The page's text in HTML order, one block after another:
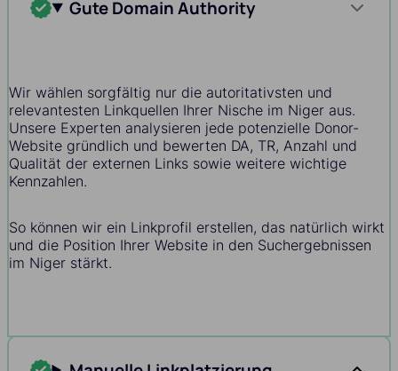
Gute Domain Authority
Wir wählen sorgfältig nur die autoritativsten und
relevantesten Linkquellen Ihrer Nische im Niger aus.
Unsere Experten analysieren jede potenzielle Donor-
Website gründlich und bewerten DA, TR, Anzahl und
Qualität der externen Links sowie weitere wichtige
Kennzahlen.
So können wir ein Linkprofil erstellen, das natürlich wirkt
und die Position Ihrer Website in den Suchergebnissen
im Niger stärkt.